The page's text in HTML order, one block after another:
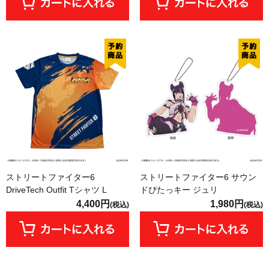
ストリートファイター6
DriveTech Outfit Tシャツ L
4,400円 (税込)
ストリートファイター6 サウン
ドぴたっキー ジュリ
1,980円 (税込)